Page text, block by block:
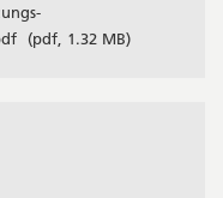
(pdf, 1.32 MB)